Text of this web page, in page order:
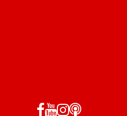
Facebook
YouTube
Instagram
Podd